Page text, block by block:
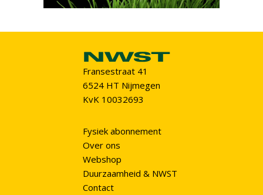
Fransestraat 41
6524 HT Nijmegen
KvK 10032693
Fysiek abonnement
Over ons
Webshop
Duurzaamheid & NWST
Contact